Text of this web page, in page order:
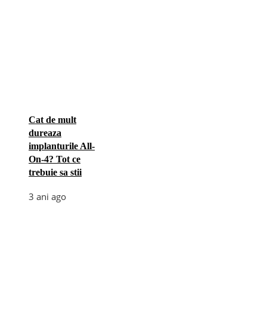
Cat de mult
dureaza
implanturile All-
On-4? Tot ce
trebuie sa stii
3 ani ago